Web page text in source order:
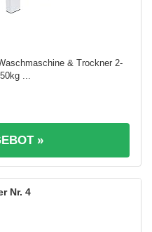
& Trockner 2-
...
»
4